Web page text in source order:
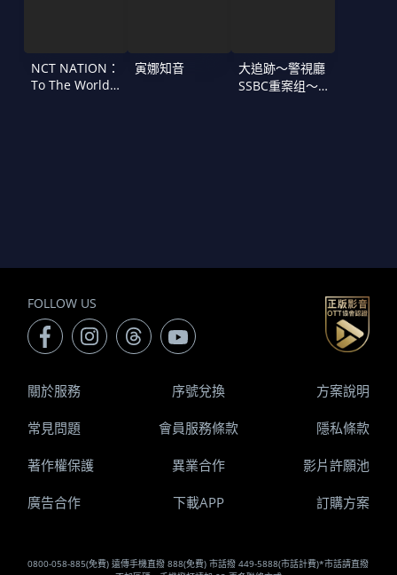
NCT NATION：
To The World
寅娜知音
大追跡〜警視廳
SSBC重案组〜
FOLLOW US
0800-058-885(免費) 遠傳手機直撥 888(免費) 市話撥 449-5888(市話計費)*市話請直撥
關於服務 序號兌換 方案說明
常見問題 會員服務條款 隱私條款
著作權保護 異業合作 影片許願池
廣告合作 下載APP 訂購方案